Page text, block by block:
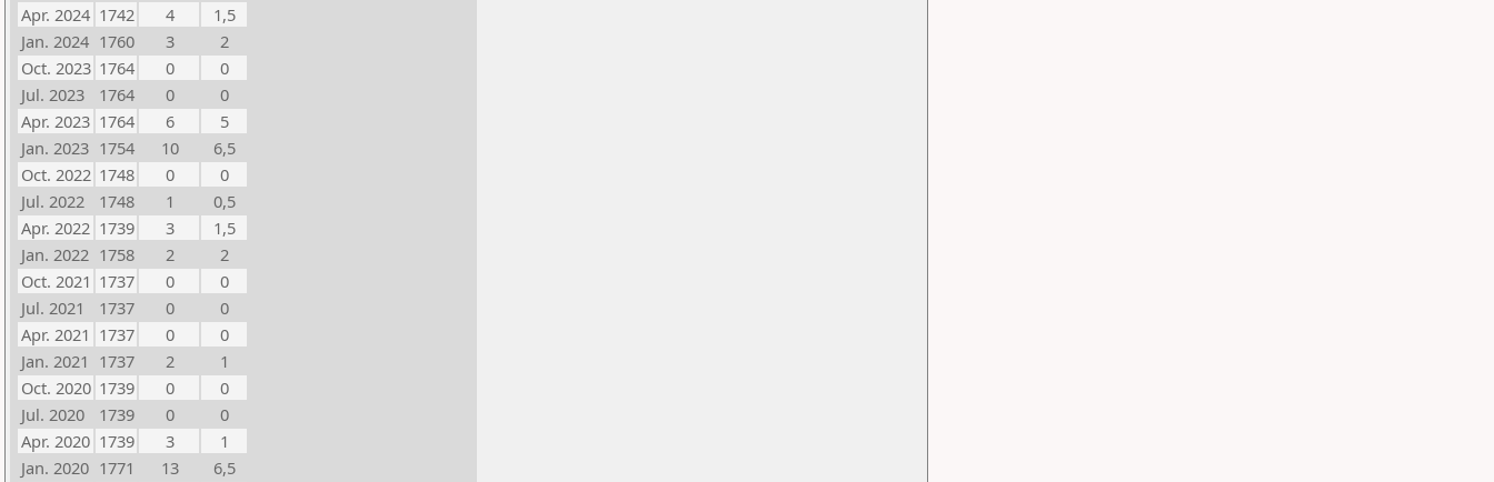
Apr. 2024 1742 4
1,5
Jan. 2024 1760 3
2
Oct. 2023 1764 0
0
Jul. 2023
1764 0
0
Apr. 2023 1764 6
5
Jan. 2023 1754 10
6,5
Oct. 2022 1748 0
0
Jul. 2022
1748 1
0,5
Apr. 2022 1739 3
1,5
Jan. 2022 1758 2
2
Oct. 2021 1737 0
0
Jul. 2021
1737 0
0
Apr. 2021 1737 0
0
Jan. 2021 1737 2
1
Oct. 2020 1739 0
0
Jul. 2020
1739 0
0
Apr. 2020 1739 3
1
Jan. 2020 1771 13
6,5